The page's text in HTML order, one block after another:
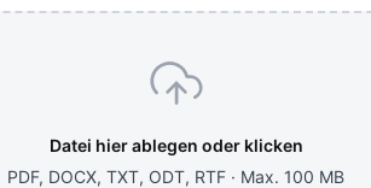
Datei hier ablegen oder klicken
PDF, DOCX, TXT, ODT, RTF · Max. 100 MB